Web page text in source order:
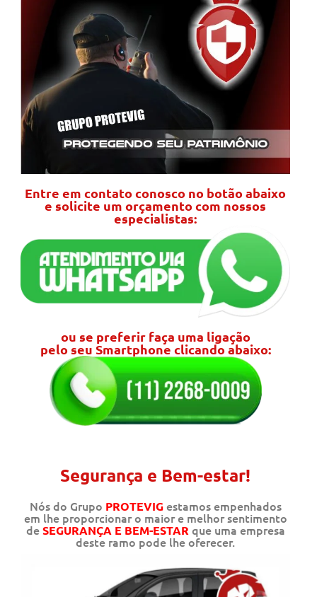
Entre em contato conosco no botão abaixo
e solicite um orçamento com nossos
especialistas:
ou se preferir faça uma ligação
pelo seu Smartphone clicando abaixo:
Segurança e Bem-estar!
Nós do Grupo PROTEVIGestamos empenhados
em lhe proporcionar o maior e melhor sentimento
deSEGURANÇA E BEM-ESTAR que uma empresa
deste ramo pode lhe oferecer.